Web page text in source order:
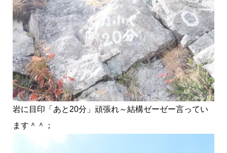
岩に目印「あと20分」頑張れ～結構ゼーゼー言ってい
ます＾＾；